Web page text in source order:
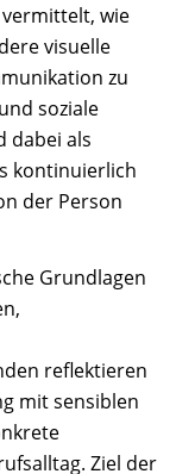
wie
visuelle
zu
soziale
dabei als
kontinuierlich
der Person
Grundlagen
reflektieren
mit sensiblen
Ziel der